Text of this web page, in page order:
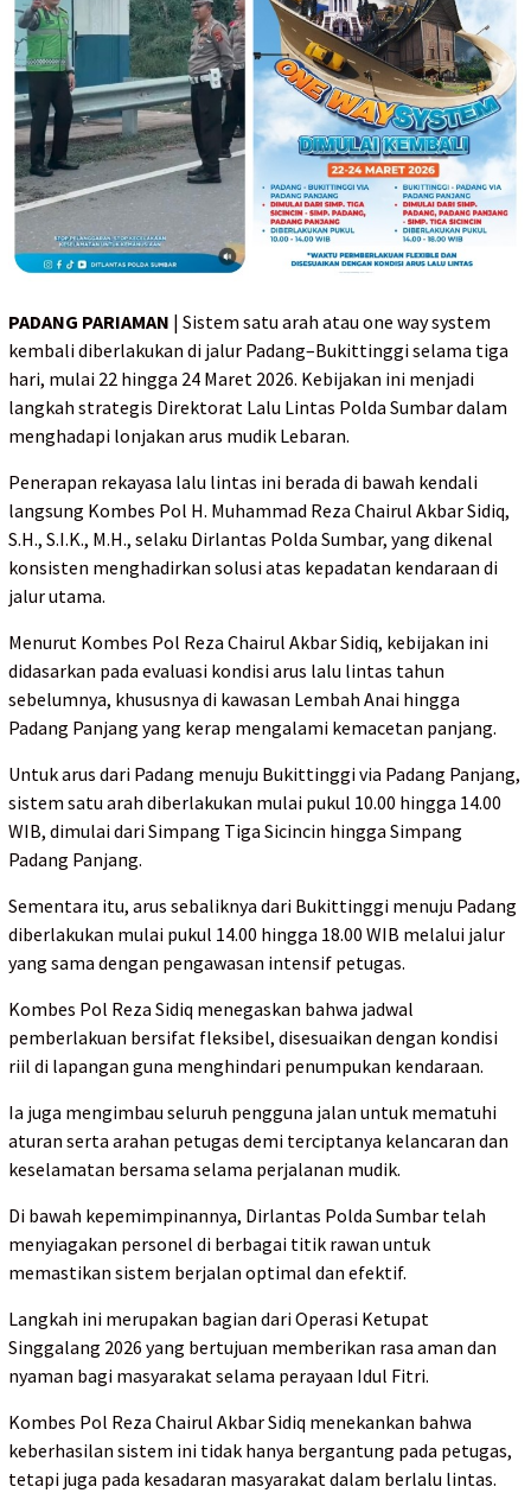
PADANG PARIAMAN | Sistem satu arah atau one way system
kembali diberlakukan di jalur Padang–Bukittinggi selama tiga
hari, mulai 22 hingga 24 Maret 2026. Kebijakan ini menjadi
langkah strategis Direktorat Lalu Lintas Polda Sumbar dalam
menghadapi lonjakan arus mudik Lebaran.
Penerapan rekayasa lalu lintas ini berada di bawah kendali
langsung Kombes Pol H. Muhammad Reza Chairul Akbar Sidiq,
S.H., S.I.K., M.H., selaku Dirlantas Polda Sumbar, yang dikenal
konsisten menghadirkan solusi atas kepadatan kendaraan di
jalur utama.
Menurut Kombes Pol Reza Chairul Akbar Sidiq, kebijakan ini
didasarkan pada evaluasi kondisi arus lalu lintas tahun
sebelumnya, khususnya di kawasan Lembah Anai hingga
Padang Panjang yang kerap mengalami kemacetan panjang.
Untuk arus dari Padang menuju Bukittinggi via Padang Panjang,
sistem satu arah diberlakukan mulai pukul 10.00 hingga 14.00
WIB, dimulai dari Simpang Tiga Sicincin hingga Simpang
Padang Panjang.
Sementara itu, arus sebaliknya dari Bukittinggi menuju Padang
diberlakukan mulai pukul 14.00 hingga 18.00 WIB melalui jalur
yang sama dengan pengawasan intensif petugas.
Kombes Pol Reza Sidiq menegaskan bahwa jadwal
pemberlakuan bersifat fleksibel, disesuaikan dengan kondisi
riil di lapangan guna menghindari penumpukan kendaraan.
Ia juga mengimbau seluruh pengguna jalan untuk mematuhi
aturan serta arahan petugas demi terciptanya kelancaran dan
keselamatan bersama selama perjalanan mudik.
Di bawah kepemimpinannya, Dirlantas Polda Sumbar telah
menyiagakan personel di berbagai titik rawan untuk
memastikan sistem berjalan optimal dan efektif.
Langkah ini merupakan bagian dari Operasi Ketupat
Singgalang 2026 yang bertujuan memberikan rasa aman dan
nyaman bagi masyarakat selama perayaan Idul Fitri.
Kombes Pol Reza Chairul Akbar Sidiq menekankan bahwa
keberhasilan sistem ini tidak hanya bergantung pada petugas,
tetapi juga pada kesadaran masyarakat dalam berlalu lintas.